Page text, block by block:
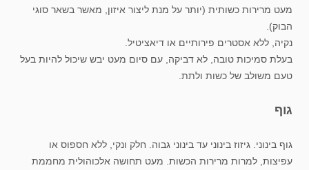
מעט מרירות כשותית (יותר על מנת ליצור איזון, מאשר בשאר סוגי
הבוק).
נקיה, ללא אסטרים פירותיים או דיאציטיל.
בעלת סמיכות טובה, לא דביקה, עם סיום מעט יבש שיכול להיות בעל
טעם משולב של כשות ולתת.
גוף
גוף בינוני. גיזוז בינוני עד בינוני גבוה. חלק ונקי, ללא חספוס או
עפיצות, למרות מרירות הכשות. מעט תחושה אלכוהולית מחממת